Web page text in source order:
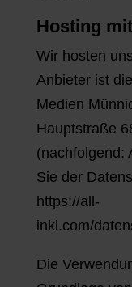
Hosting
Wir hosten
Anbieter ist
Medien
Hauptstraße
(nachfolgend:
Sie der
https://all-
inkl.com/
Die